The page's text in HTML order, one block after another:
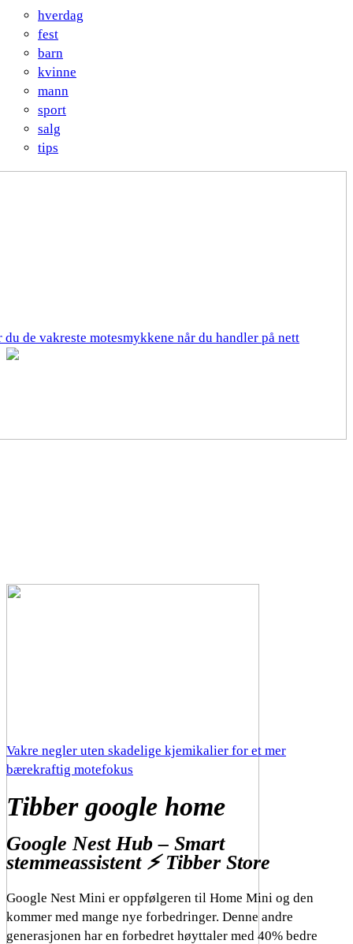
hverdag
fest
barn
kvinne
mann
sport
salg
tips
de vakreste motesmykkene når du handler på nett
Vakre negler uten skadelige kjemikalier for et mer
bærekraftig motefokus
Tibber google home
Google Nest Hub – Smart
stemmeassistent ⚡️ Tibber Store
Google Nest Mini er oppfølgeren til Home Mini og den
kommer med mange nye forbedringer. Denne andre
generasjonen har en forbedret høyttaler med 40% bedre